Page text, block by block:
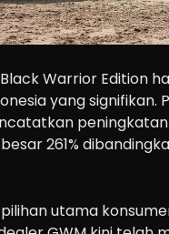
Warrior Edition
yang signifikan.
peningkatan
261%
utama